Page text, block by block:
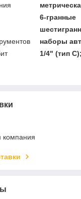
6-гранные
наборы
1/4" (тип
компания